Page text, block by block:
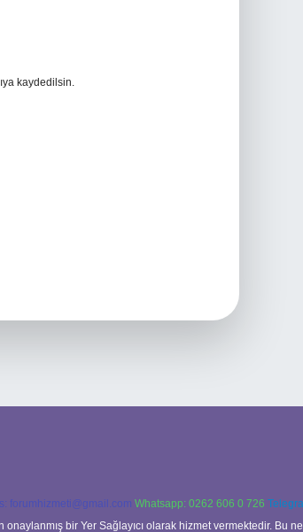
kaydedilsin.
forumhizmeti@gmail.com Whatsapp: 0262 606 0 726
bir Yer Sağlayıcı olarak hizmet vermektedir.